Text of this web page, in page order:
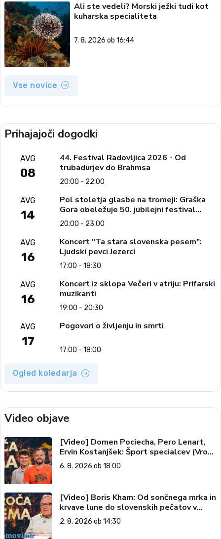
Ali ste vedeli? Morski ježki tudi kot
kuharska specialiteta
7. 8. 2026 ob 16:44
Vse novice
Prihajajoči dogodki
AVG
08
44. Festival Radovljica 2026 - Od
trubadurjev do Brahmsa
20:00 - 22:00
AVG
14
Pol stoletja glasbe na tromeji: Graška
Gora obeležuje 50. jubilejni festival
narodno-zabavne glasbe
20:00 - 23:00
AVG
16
Koncert "Ta stara slovenska pesem":
Ljudski pevci Jezerci
17:00 - 18:30
AVG
16
Koncert iz sklopa Večeri v atriju: Prifarski
muzikanti
19:00 - 20:30
AVG
17
Pogovori o življenju in smrti
17:00 - 18:00
Ogled koledarja
Video objave
[Video] Domen Pociecha, Pero Lenart,
Ervin Kostanjšek: Šport specialcev (Vroča
tema, 6. 8. 2026)
6. 8. 2026 ob 18:00
[Video] Boris Kham: Od sončnega mrka in
krvave lune do slovenskih pečatov v
vesolju (Vroča tema, 2. 8. 2026)
2. 8. 2026 ob 14:30